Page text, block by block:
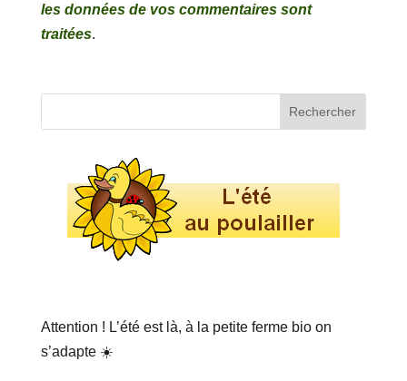
les données de vos commentaires sont
traitées.
Attention ! L’été est là, à la petite ferme bio on
s’adapte ☀️